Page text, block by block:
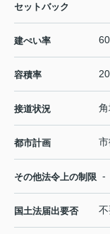
セットバック
建ぺい率
容積率
接道状況
都市計画
その他法令上の制限 -
国土法届出要否